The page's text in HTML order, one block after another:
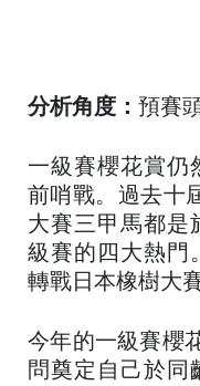
分析角度： 預賽
一級賽櫻花賞仍
前哨戰。過去十
大賽三甲馬都是
級賽的四大熱門
轉戰日本橡樹大
今年的一級賽櫻
問奠定自己於同